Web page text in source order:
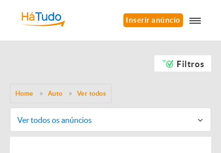
Inserir anúncio
Filtros
Home Auto Ver todos
Ver todos os anúncios